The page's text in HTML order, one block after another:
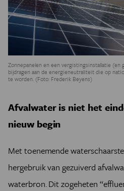
Zonnepanelen en een vergistingsinstallatie (en
bijdragen aan de energieneutraliteit die op
te worden. (Foto: Frederik Beyens)
Afvalwater is niet het
nieuw begin
Met toenemende
hergebruik van gezuiverd
waterbron. Dit zogeheten